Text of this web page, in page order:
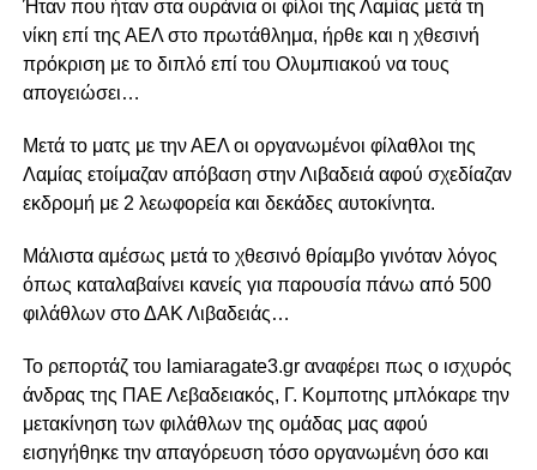
Ήταν που ήταν στα ουράνια οι φίλοι της Λαμίας μετά τη
νίκη επί της ΑΕΛ στο πρωτάθλημα, ήρθε και η χθεσινή
πρόκριση με το διπλό επί του Ολυμπιακού να τους
απογειώσει…
Μετά το ματς με την ΑΕΛ οι οργανωμένοι φίλαθλοι της
Λαμίας ετοίμαζαν απόβαση στην Λιβαδειά αφού σχεδίαζαν
εκδρομή με 2 λεωφορεία και δεκάδες αυτοκίνητα.
Μάλιστα αμέσως μετά το χθεσινό θρίαμβο γινόταν λόγος
όπως καταλαβαίνει κανείς για παρουσία πάνω από 500
φιλάθλων στο ΔΑΚ Λιβαδειάς…
Το ρεπορτάζ του lamiaragate3.gr αναφέρει πως ο ισχυρός
άνδρας της ΠΑΕ Λεβαδειακός, Γ. Κομποτης μπλόκαρε την
μετακίνηση των φιλάθλων της ομάδας μας αφού
εισηγήθηκε την απαγόρευση τόσο οργανωμένη όσο και